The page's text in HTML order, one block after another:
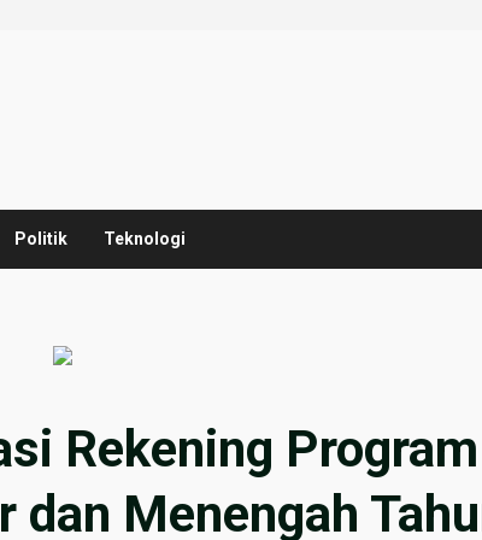
Politik Teknologi
Rekening
Menengah